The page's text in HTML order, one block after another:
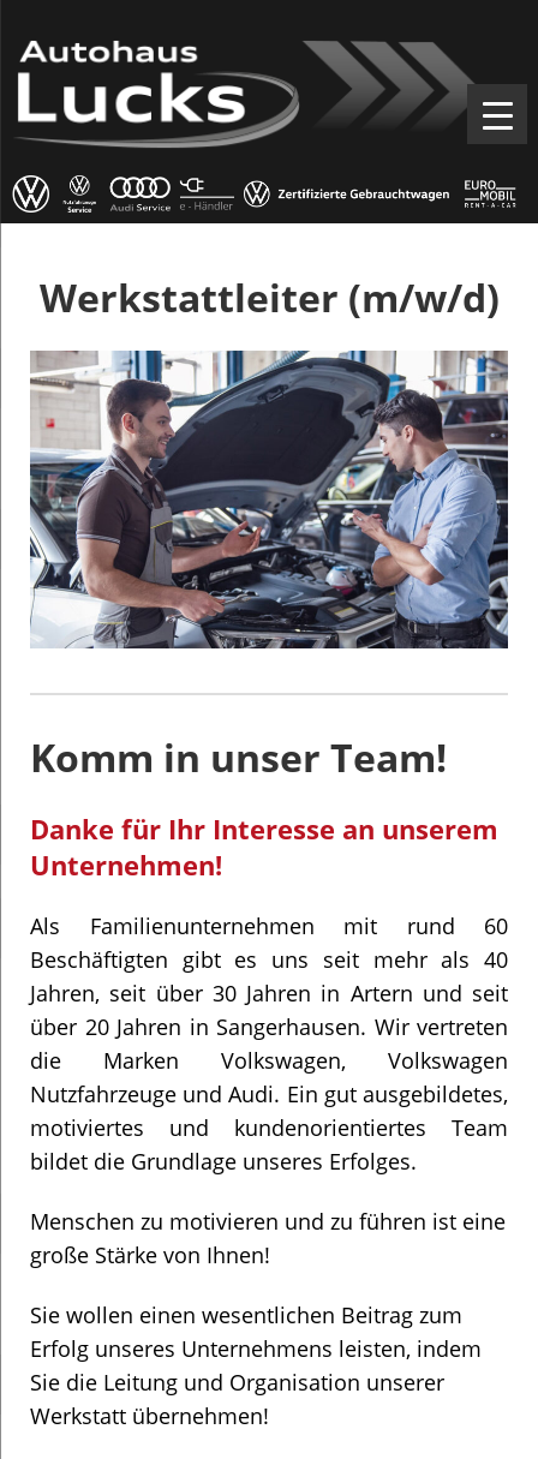
Werkstattleiter (m/w/d)
Komm in unser Team!
Danke für Ihr Interesse an unserem
Unternehmen!
Als Familienunternehmen mit rund 60
Beschäftigten gibt es uns seit mehr als 40
Jahren, seit über 30 Jahren in Artern und seit
über 20 Jahren in Sangerhausen. Wir vertreten
die Marken Volkswagen, Volkswagen
Nutzfahrzeuge und Audi. Ein gut ausgebildetes,
motiviertes und kundenorientiertes Team
bildet die Grundlage unseres Erfolges.
Menschen zu motivieren und zu führen ist eine
große Stärke von Ihnen!
Sie wollen einen wesentlichen Beitrag zum
Erfolg unseres Unternehmens leisten, indem
Sie die Leitung und Organisation unserer
Werkstatt übernehmen!